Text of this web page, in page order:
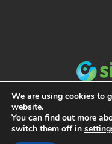
We are using cookies to
website.
You can find out more
switch them off in